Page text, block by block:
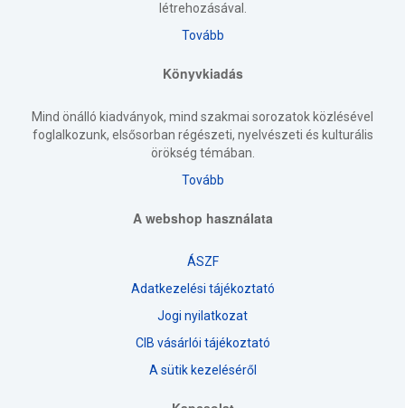
létrehozásával.
Tovább
Könyvkiadás
Mind önálló kiadványok, mind szakmai sorozatok közlésével
foglalkozunk, elsősorban régészeti, nyelvészeti és kulturális
örökség témában.
Tovább
A webshop használata
ÁSZF
Adatkezelési tájékoztató
Jogi nyilatkozat
CIB vásárlói tájékoztató
A sütik kezeléséről